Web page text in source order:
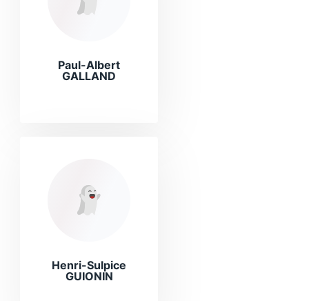
Paul-Albert
GALLAND
Henri-Sulpice
GUIONIN